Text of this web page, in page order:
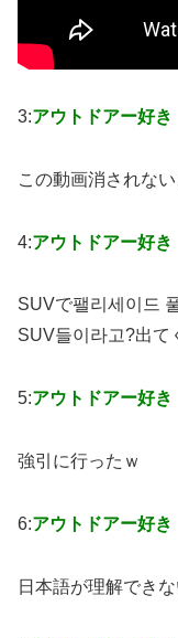
3:アウトドアー好き
この動画消されない
4:アウトドアー好き
SUVで팰리세이드
SUV들이라고?出て
5:アウトドアー好き
強引に行ったｗ
6:アウトドアー好き
日本語が理解でき